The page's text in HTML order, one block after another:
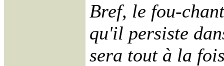
Bref, le fou-
qu'il persiste
sera tout à la